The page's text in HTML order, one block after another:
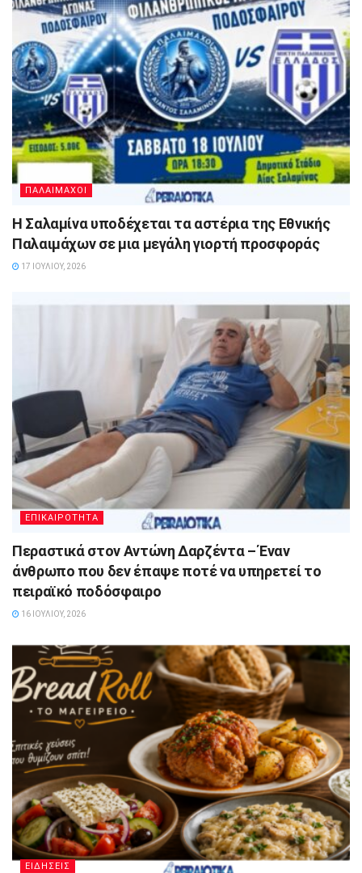
ΠΑΛΑΙΜΑΧΟΙ
Η Σαλαμίνα υποδέχεται τα αστέρια της Εθνικής
Παλαιμάχων σε μια μεγάλη γιορτή προσφοράς
17 ΙΟΥΛΊΟΥ, 2026
ΕΠΙΚΑΙΡΟΤΗΤΑ
Περαστικά στον Αντώνη Δαρζέντα – Έναν
άνθρωπο που δεν έπαψε ποτέ να υπηρετεί το
πειραϊκό ποδόσφαιρο
16 ΙΟΥΛΊΟΥ, 2026
ΕΙΔΗΣΕΙΣ